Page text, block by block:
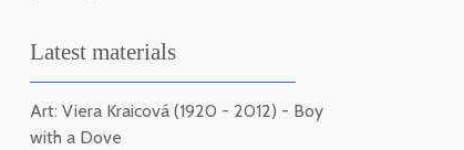
Latest materials
Art: Viera Kraicová (1920 - 2012) - Boy
with a Dove